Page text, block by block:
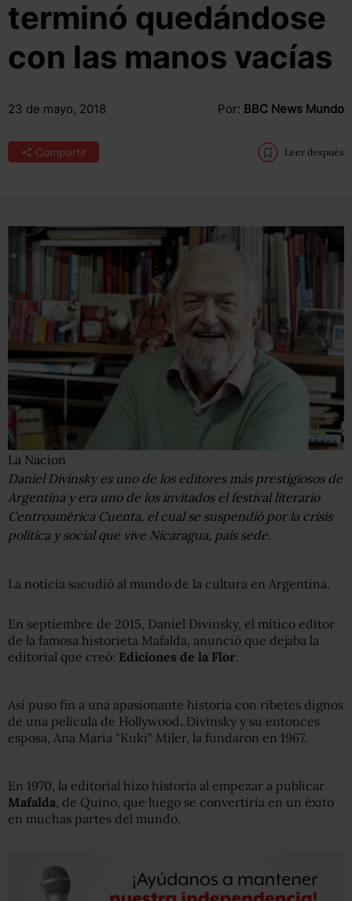
terminó quedándose
con las manos vacías
23 de mayo, 2018 Por: BBC News Mundo
Compartir Leer después
La Nacion
Daniel Divinsky es uno de los editores más prestigiosos de
Argentina y era uno de los invitados el festival literario
Centroamérica Cuenta, el cual se suspendió por la crisis
política y social que vive Nicaragua, país sede.
La noticia sacudió al mundo de la cultura en Argentina.
En septiembre de 2015, Daniel Divinsky, el mítico editor
de la famosa historieta Mafalda, anunció que dejaba la
editorial que creó: Ediciones de la Flor.
Así puso fin a una apasionante historia con ribetes dignos
de una película de Hollywood. Divinsky y su entonces
esposa, Ana María "Kuki" Miler, la fundaron en 1967.
En 1970, la editorial hizo historia al empezar a publicar
Mafalda , de Quino, que luego se convertiría en un éxito
en muchas partes del mundo.